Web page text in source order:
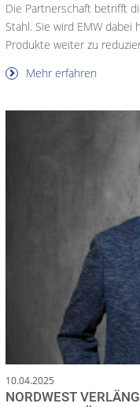
Die Partnerschaft betrifft
Stahl. Sie wird EMW dabei
Produkte weiter zu
Mehr erfahren
10.04.2025
NORDWEST